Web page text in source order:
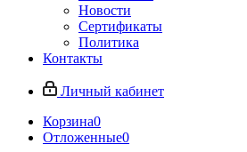
Новости
Сертификаты
Политика
Контакты
Личный кабинет
Корзина0
Отложенные0